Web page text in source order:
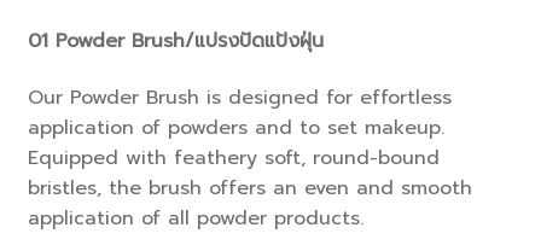
01Powder Brush/แปรงปัดแป้งฝุ่น
Our Powder Brush is designed for effortless
application of powders and to set makeup.
Equipped with feathery soft, round-bound
bristles, the brush offers an even and smooth
application of all powder products.